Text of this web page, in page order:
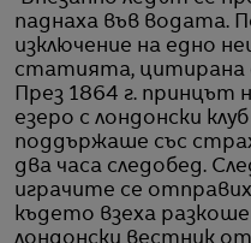
паднаха във водата.
изключение на едно
статията, цитирана
През 1864 г. принцът
езеро с лондонски
поддържаше със
два часа следобед.
играчите се
където взеха